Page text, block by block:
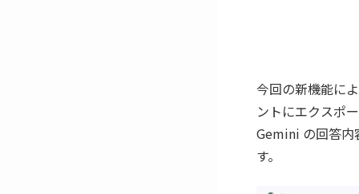
今回の新機能に
ントにエクスポ
Gemini の回答内
す。